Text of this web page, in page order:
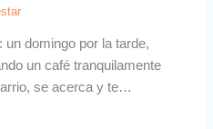
un domingo por la tarde,
un café tranquilamente
se acerca y te…